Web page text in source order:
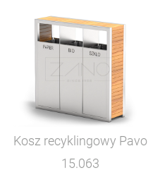
Kosz recyklingowy Pavo
15.063